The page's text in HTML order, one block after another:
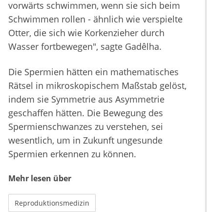
vorwärts schwimmen, wenn sie sich beim
Schwimmen rollen - ähnlich wie verspielte
Otter, die sich wie Korkenzieher durch
Wasser fortbewegen", sagte Gadêlha.
Die Spermien hätten ein mathematisches
Rätsel in mikroskopischem Maßstab gelöst,
indem sie Symmetrie aus Asymmetrie
geschaffen hätten. Die Bewegung des
Spermienschwanzes zu verstehen, sei
wesentlich, um in Zukunft ungesunde
Spermien erkennen zu können.
Mehr lesen über
Reproduktionsmedizin